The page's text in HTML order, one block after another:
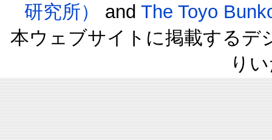
研究所） and The Toyo
本ウェブサイトに掲載するデ
り